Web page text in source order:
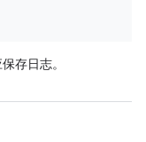
存日志。